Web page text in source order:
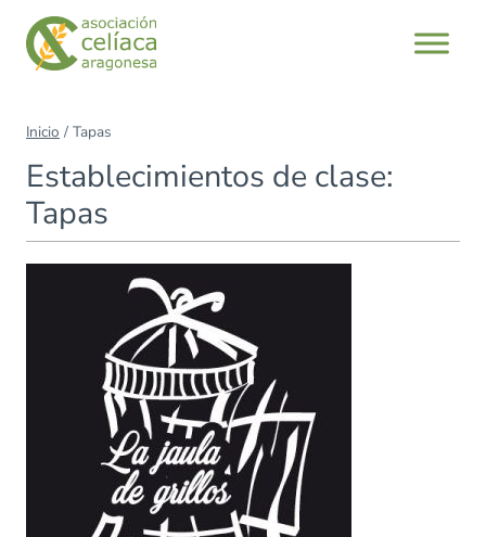
Saltar
contenido
Inicio / Tapas
Establecimientos de clase:
Tapas